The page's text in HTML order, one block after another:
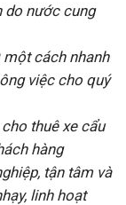
do nước cung
một cách nhanh
việc cho quý
thuê xe cẩu
hàng
tận tâm và
linh hoạt